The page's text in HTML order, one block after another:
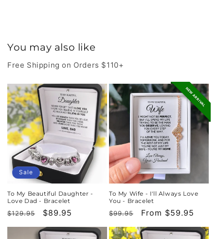
You may also like
Free Shipping on Orders $110+
Sale
To My Beautiful Daughter -
Love Dad - Bracelet
Regular
$129.95
Sale
$89.95
NEW ARRIVAL
To My Wife - I'll Always Love
You - Bracelet
Regular
$99.95
Sale
From $59.95